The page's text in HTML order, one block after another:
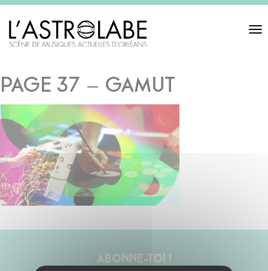
Toggle
PAGE 37 – GAMUT
ABONNE-TOI !